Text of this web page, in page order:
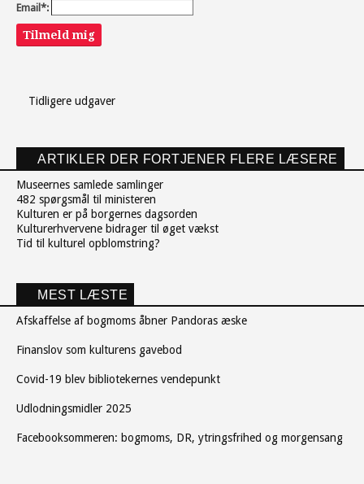
Email*:
Tilmeld mig
Tidligere udgaver
ARTIKLER DER FORTJENER FLERE LÆSERE
Museernes samlede samlinger
482 spørgsmål til ministeren
Kulturen er på borgernes dagsorden
Kulturerhvervene bidrager til øget vækst
Tid til kulturel opblomstring?
MEST LÆSTE
Afskaffelse af bogmoms åbner Pandoras æske
Finanslov som kulturens gavebod
Covid-19 blev bibliotekernes vendepunkt
Udlodningsmidler 2025
Facebooksommeren: bogmoms, DR, ytringsfrihed og morgensang